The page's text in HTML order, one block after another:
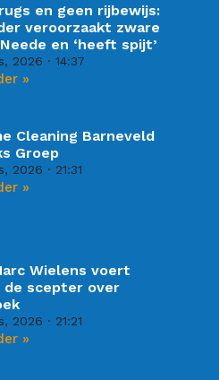
en geen rijbewijs:
veroorzaakt zware
en ‘heeft spijt’
2026 14:37
»
Cleaning Barneveld
Groep
2026 21:31
»
Wielens voert
de scepter over
2026 21:21
»